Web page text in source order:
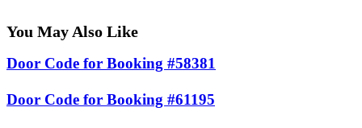
You May Also Like
Door Code for Booking #58381
Door Code for Booking #61195